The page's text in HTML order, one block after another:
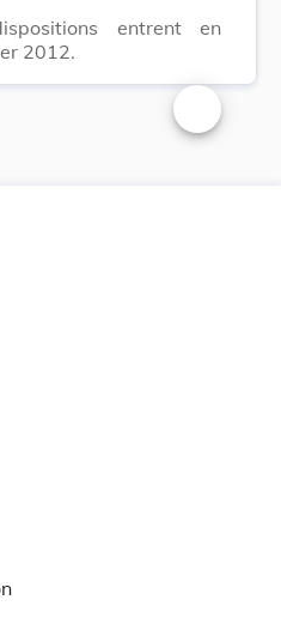
entrent en
2012.
Changer la